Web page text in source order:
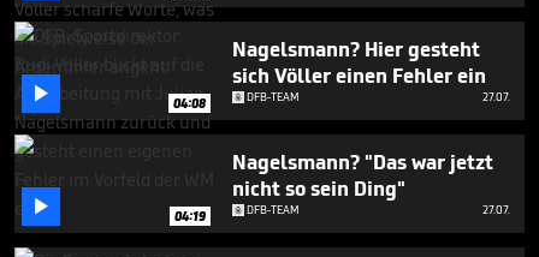
 04:08
Nagelsmann? Hier gesteht
sich Völler einen Fehler ein
DFB-TEAM 27.07.
 04:19
Nagelsmann? "Das war jetzt
nicht so sein Ding"
DFB-TEAM 27.07.